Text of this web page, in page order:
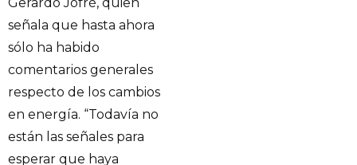
Gerardo Jofré, quien
señala que hasta ahora
sólo ha habido
comentarios generales
respecto de los cambios
en energía. “Todavía no
están las señales para
esperar que haya